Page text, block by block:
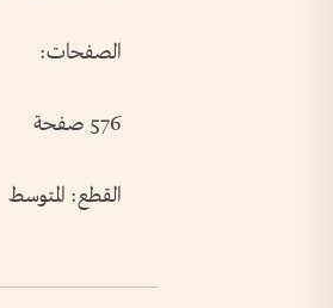
الصفحات:
576 صفحة
القطع: المتوسط